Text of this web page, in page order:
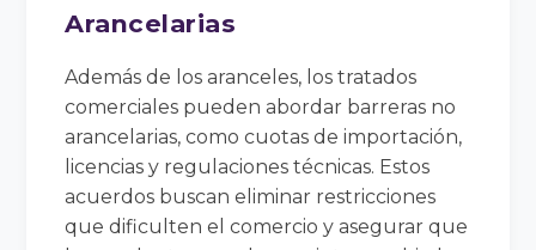
Arancelarias
Además de los aranceles, los tratados
comerciales pueden abordar barreras no
arancelarias, como cuotas de importación,
licencias y regulaciones técnicas. Estos
acuerdos buscan eliminar restricciones
que dificulten el comercio y asegurar que